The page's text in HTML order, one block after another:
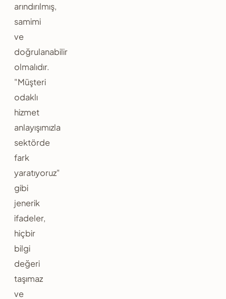
arındırılmış,
samimi
ve
doğrulanabilir
olmalıdır.
"Müşteri
odaklı
hizmet
anlayışımızla
sektörde
fark
yaratıyoruz"
gibi
jenerik
ifadeler,
hiçbir
bilgi
değeri
taşımaz
ve